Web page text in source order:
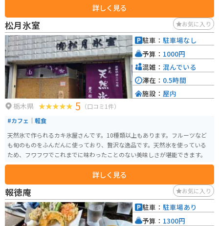
詳しく見る
松月氷室 お気に入り
栃木県 5 （口コミ1件）
#カフェ｜軽食
天然氷で作られるカキ氷屋さんです。10種類以上もあります。フルーツなど
も旬のものをふんだんに使っており、贅沢な逸品です。天然氷を使っている
ため、フワフワでこれまでに味わったことのない美味しさが堪能できます。
詳しく見る
駐車： 駐車場なし
予算： 1000円
混雑： 混んでいる
滞在： 0.5時間
施設： 屋内
報徳庵 お気に入り
駐車： 駐車場あり
予算： 1300円